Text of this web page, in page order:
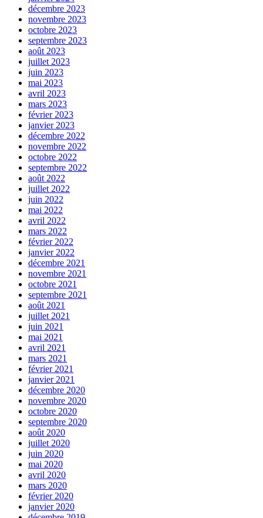
décembre 2023
novembre 2023
octobre 2023
septembre 2023
août 2023
juillet 2023
juin 2023
mai 2023
avril 2023
mars 2023
février 2023
janvier 2023
décembre 2022
novembre 2022
octobre 2022
septembre 2022
août 2022
juillet 2022
juin 2022
mai 2022
avril 2022
mars 2022
février 2022
janvier 2022
décembre 2021
novembre 2021
octobre 2021
septembre 2021
août 2021
juillet 2021
juin 2021
mai 2021
avril 2021
mars 2021
février 2021
janvier 2021
décembre 2020
novembre 2020
octobre 2020
septembre 2020
août 2020
juillet 2020
juin 2020
mai 2020
avril 2020
mars 2020
février 2020
janvier 2020